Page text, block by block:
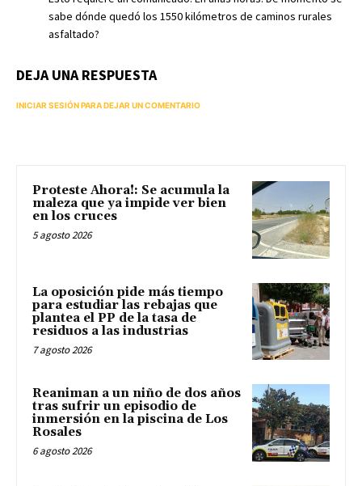
sabe dónde quedó los 1550 kilómetros de caminos rurales
asfaltado?
DEJA UNA RESPUESTA
INICIAR SESIÓN PARA DEJAR UN COMENTARIO
Proteste Ahora!: Se acumula la
maleza que ya impide ver bien
en los cruces
5 agosto 2026
La oposición pide más tiempo
para estudiar las rebajas que
plantea el PP de la tasa de
residuos a las industrias
7 agosto 2026
Reaniman a un niño de dos años
tras sufrir un episodio de
inmersión en la piscina de Los
Rosales
6 agosto 2026